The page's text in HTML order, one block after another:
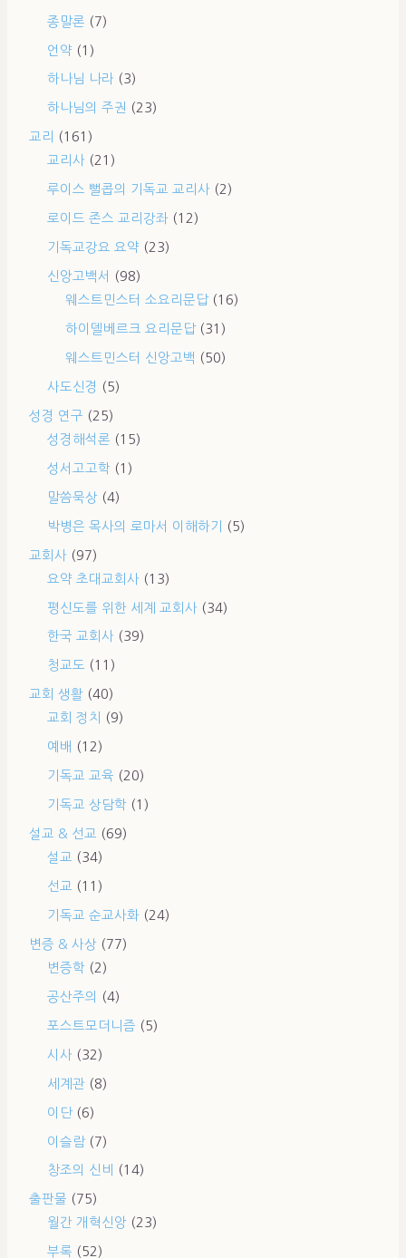
종말론 (7)
언약 (1)
하나님 나라 (3)
하나님의 주권 (23)
교리
(161)
교리사 (21)
루이스 뻘콥의 기독교 교리사 (2)
로이드 존스 교리강좌 (12)
기독교강요 요약 (23)
신앙고백서
(98)
웨스트민스터 소요리문답(16)
하이델베르크 요리문답(31)
웨스트민스터 신앙고백 (50)
사도신경 (5)
성경 연구 (25)
성경해석론 (15)
성서고고학 (1)
말씀묵상 (4)
박병은 목사의 로마서 이해하기 (5)
교회사 (97)
요약 초대교회사 (13)
평신도를 위한 세계 교회사 (34)
한국 교회사 (39)
청교도 (11)
교회 생활 (40)
교회 정치
(9)
예배 (12)
기독교 교육 (20)
기독교 상담학 (1)
설교 & 선교 (69)
설교 (34)
선교 (11)
기독교 순교사화 (24)
변증 & 사상 (77)
변증학 (2)
공산주의 (4)
포스트모더니즘 (5)
시사 (32)
세계관 (8)
이단 (6)
이슬람 (7)
창조의 신비 (14)
출판물 (75)
월간 개혁신앙 (23)
부록 (52)